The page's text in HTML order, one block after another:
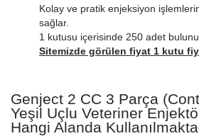
Kolay ve pratik enjeksiyon
sağlar.
1 kutusu içerisinde 250 adet
Sitemizde görülen fiyat 1 kutu
Genject 2 CC 3 Parça
Yeşil Uçlu Veteriner
Hangi Alanda